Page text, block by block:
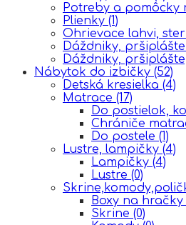
Potreby a pomôcky
Plienky (1)
Ohrievace lahvi,
Dáždniky, pršiplášte
Dáždniky,
Nábytok do izbičky (52)
Detská kresielka (4)
Matrace (17)
Do postielok,
Chrániče
Do postele (1)
Lustre, lampičky (4)
Lampičky (4)
Lustre (0)
Boxy na hračky
Skrine (0)